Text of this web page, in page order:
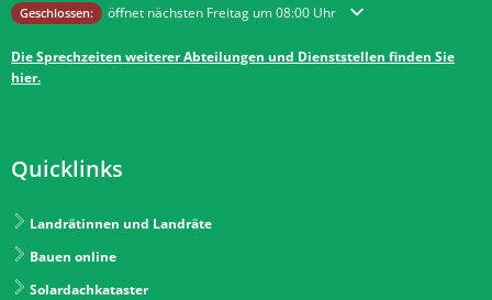
Klicken, um weitere Öffnungs- oder Schließzeiten auszublenden
Geschlossen: öffnet nächsten Freitag um 08:00 Uhr
Die Sprechzeiten weiterer Abteilungen und Dienststellen finden Sie
hier.
Quicklinks
Landrätinnen und Landräte
Bauen online
Solardachkataster